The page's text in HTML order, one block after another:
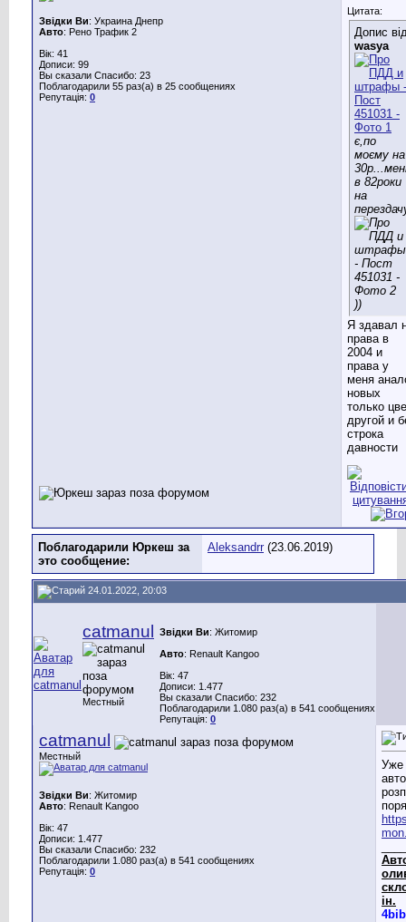
Звідки Ви: Украина Днепр
Авто: Рено Трафик 2
Вік: 41
Дописи: 99
Вы сказали Спасибо: 23
Поблагодарили 55 раз(а) в 25 сообщениях
Репутація: 0
Цитата:
Допис
wasya
є,по
моєму на
в 82роки
на
))
Я здавал
права в
2004 и
права у
меня
новых
только
другой и
строка
давности
Поблагодарили Юркеш за
это сообщение:
Aleksandrr (23.06.2019)
24.01.2022, 20:03
catmanul
Местный
Звідки Ви: Житомир
Авто: Renault Kangoo
Вік: 47
Дописи: 1.477
Вы сказали Спасибо: 232
Поблагодарили 1.080 раз(а) в 541 сообщениях
Репутація: 0
catmanul
Местный
Звідки Ви: Житомир
Авто: Renault Kangoo
Вік: 47
Дописи: 1.477
Вы сказали Спасибо: 232
Поблагодарили 1.080 раз(а) в 541 сообщениях
Репутація: 0
Уже
ін.